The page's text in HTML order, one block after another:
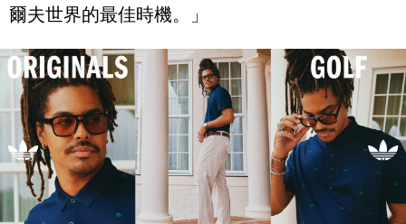
爾夫世界的最佳時機。」